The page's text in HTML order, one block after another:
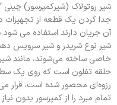
جدا کردن یک قطعه از تجهیزات
آن جریان دارند استفاده می
شیر نوع شریدر و شیر سرویس
حلقه تفلون است که روی یک
رزوه‌ای محصور شده است، قرار
تمام مبرد را از کمپرسور بدون